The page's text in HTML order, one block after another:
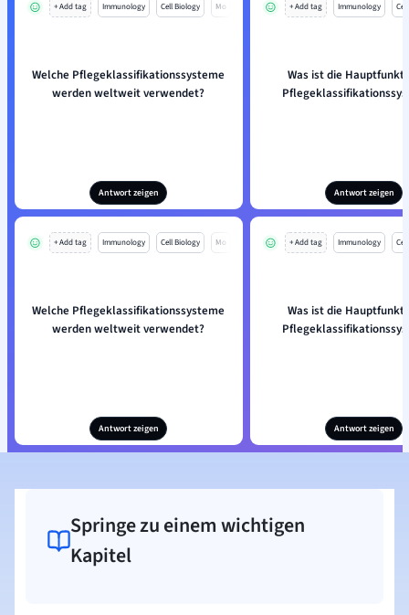
+ Add tag Immunology Cell Biology Mo
Welche Pflegeklassifikationssysteme
werden weltweit verwendet?
Antwort zeigen
+ Add tag Immunology
Was ist die
Antwort zeigen
+ Add tag Immunology Cell Biology Mo
Welche Pflegeklassifikationssysteme
werden weltweit verwendet?
Antwort zeigen
+ Add tag Immunology
Was ist die
Antwort zeigen
Springe zu einem wichtigen
Kapitel